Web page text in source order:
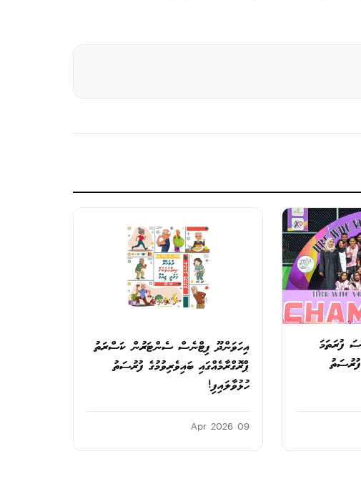
ފުރަތަމަ
ފުރުސަތު
އިހަވަންދޫ ފިޓްނެސް ސެންޓަރުން ކަސްރަތު
ޕްރޮގްރާމެއްގައި ބައިވެރިވުމުގެ ފުރުސަތު
ހުޅުވާލައިފި!
09 Apr 2026